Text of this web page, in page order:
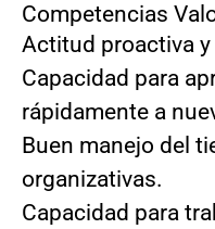
Competencias
Actitud proactiva
Capacidad para
rápidamente a
Buen manejo del
organizativas.
Capacidad para